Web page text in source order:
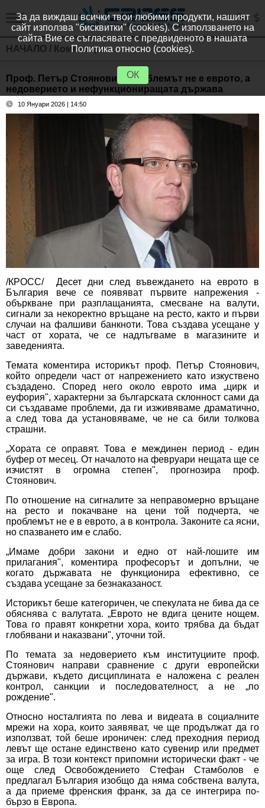
НАЧАЛО / Коментари
Проф. Петър Стоянович: Проблемът не е еврото, а
недоверието и нефункциониращата държава
10 Януари 2026 | 14:50
/КРОСС/ Десет дни след въвеждането на еврото в
България вече се появяват първите напрежения -
объркване при разплащанията, смесване на валути,
сигнали за некоректно връщане на ресто, както и първи
случаи на фалшиви банкноти. Това създава усещане у
част от хората, че се надлъгваме в магазините и
заведенията.
Темата коментира историкът проф. Петър Стоянович,
който определи част от напрежението като изкуствено
създадено. Според него около еврото има „цирк и
еуфория", характерни за българската склонност сами да
си създаваме проблеми, да ги изживяваме драматично,
а след това да установяваме, че не са били толкова
страшни.
„Хората се оправят. Това е междинен период - един
буфер от месец. От началото на февруари нещата ще се
изчистят в огромна степен", прогнозира проф.
Стоянович.
По отношение на сигналите за неправомерно връщане
на ресто и покачване на цени той подчерта, че
проблемът не е в еврото, а в контрола. Законите са ясни,
но спазването им е слабо.
„Имаме добри закони и едно от най-лошите им
прилагания", коментира професорът и допълни, че
когато държавата не функционира ефективно, се
създава усещане за безнаказаност.
Историкът беше категоричен, че спекулата не бива да се
обяснява с валутата. „Еврото не вдига цените нощем.
Това го правят конкретни хора, които трябва да бъдат
глобявани и наказвани", уточни той.
По темата за недоверието към институциите проф.
Стоянович направи сравнение с други европейски
държави, където дисциплината е наложена с реален
контрол, санкции и последователност, а не „по
рождение".
Относно носталгията по лева и видеата в социалните
мрежи на хора, които заявяват, че ще продължат да го
използват, той беше ироничен: след преходния период
левът ще остане единствено като сувенир или предмет
за игра. В този контекст припомни исторически факт - че
още след Освобождението Стефан Стамболов е
предлагал България изобщо да няма собствена валута,
а да приеме френския франк, за да се интегрира по-
бързо в Европа.
За да виждаш всички твои любими продукти, нашият
сайт използва "бисквитки" (cookies). С използването на
сайта Вие се съгласявате с предвиденото в нашата
Политика относно (cookies).
ОК